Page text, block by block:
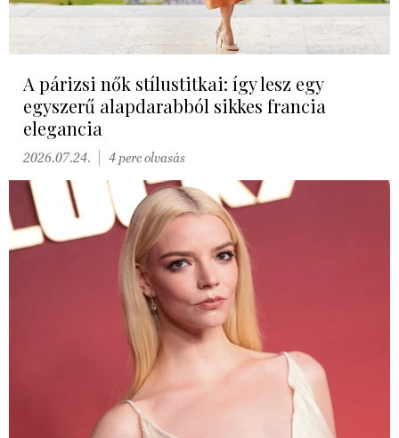
A párizsi nők stílustitkai: így lesz egy
egyszerű alapdarabból sikkes francia
elegancia
2026.07.24. 4 perc olvasás